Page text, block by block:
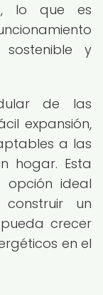
lo que es
y
de las
expansión,
a las
hogar. Esta
opción ideal
un
crecer
en el